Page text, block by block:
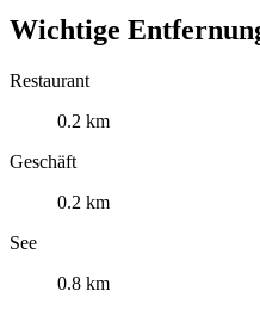
Wichtige
Restaurant
0.2 km
Geschäft
0.2 km
See
0.8 km